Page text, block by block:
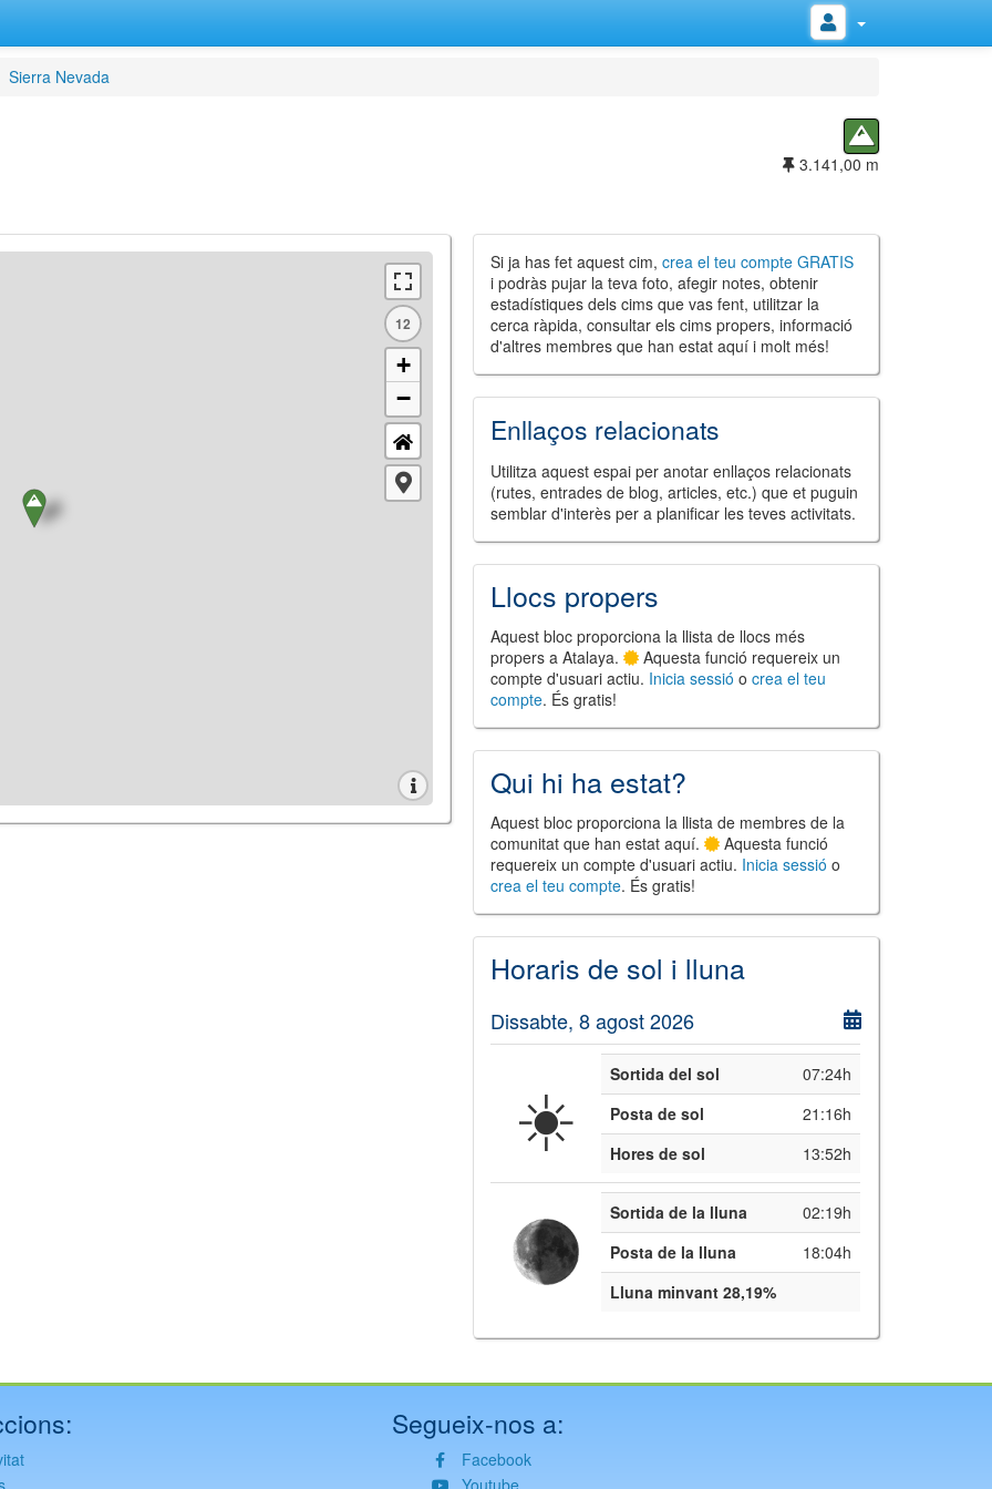
Sierra Nevada
3.141,00 m
12
+
−
Si ja has fet aquest cim,crea el teu compte GRATIS
i podràs pujar la teva foto, afegir notes, obtenir
estadístiques dels cims que vas fent, utilitzar la
cerca ràpida, consultar els cims propers, informació
d'altres membres que han estat aquí i molt més!
Enllaços relacionats
Utilitza aquest espai per anotar enllaços relacionats
(rutes, entrades de blog, articles, etc.) que et puguin
semblar d'interès per a planificar les teves activitats.
Llocs propers
Aquest bloc proporciona la llista de llocs més
propers a Atalaya.
Aquesta funció requereix un
compte d'usuari actiu. Inicia sessió ocrea el teu
compte. És gratis!
Qui hi ha estat?
Aquest bloc proporciona la llista de membres de la
comunitat que han estat aquí.
Aquesta funció
requereix un compte d'usuari actiu. Inicia sessió o
crea el teu compte. És gratis!
Horaris de sol i lluna
Dissabte, 8 agost 2026
☀️ Sortida del sol
07:24h
Posta de sol
21:16h
Hores de sol
13:52h
Sortida de la lluna
02:19h
Posta de la lluna
18:04h
Lluna minvant 28,19%
Segueix-nos a:
Facebook
Youtube